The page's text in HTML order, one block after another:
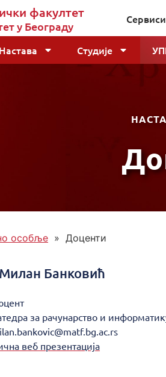
факултет
у Београду
Сервиси
Настава Студије
особље » Доценти
Милан Банковић
за рачунарство и
веб презентација